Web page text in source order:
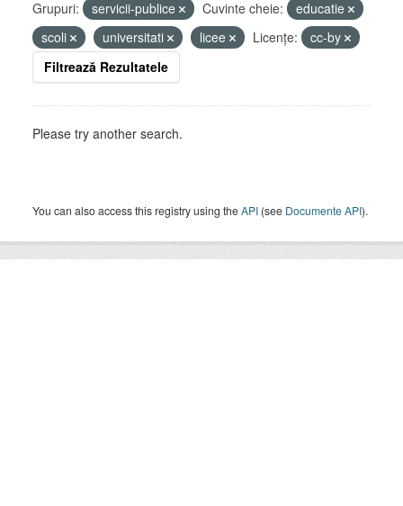
Grupuri: servicii-publice Cuvinte cheie:
educatie
scoli
universitati licee Licenţe:
cc-by
Filtrează Rezultatele
Please try another search.
You can also access this registry using theAPI (see Documente API).